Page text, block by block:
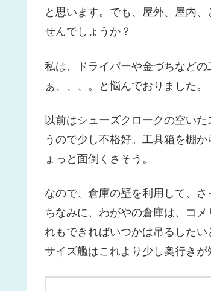
と思います。でも、屋外、屋内
せんでしょうか？
私は、ドライバーや金づちなど
ぁ、、、。と悩んでおりました。
以前はシューズクロークの空い
うので少し不格好。工具箱を棚
ょっと面倒くさそう。
なので、倉庫の壁を利用して、
ちなみに、わがやの倉庫は、コ
れもできればいつかは吊るしたい
サイズ艦はこれより少し奥行きが